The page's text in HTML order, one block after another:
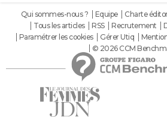
Qui sommes-nous ? Equipe Charte
Tous les articles
RSS Recrutement
Paramétrer les cookies
Gérer Utiq
© 2026 CCM